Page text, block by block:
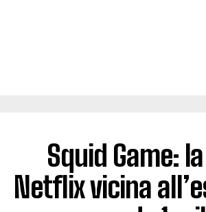
Squid Game:
Netflix vicina